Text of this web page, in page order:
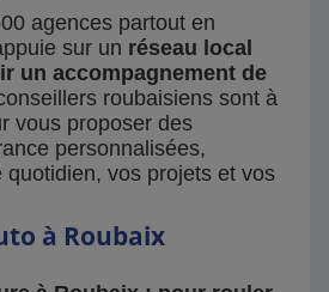
agences partout en
sur un réseau local
un accompagnement de
roubaisiens sont à
vous proposer des
personnalisées,
quotidien, vos projets et vos
à Roubaix